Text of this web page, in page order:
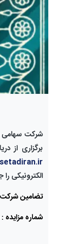
شرکت سهامی
برگزاری از
الکترونیکی
تضامین شرکت
شماره مزایده : 5004001063000020 : به مبلغ 2/506/020/869 ریال